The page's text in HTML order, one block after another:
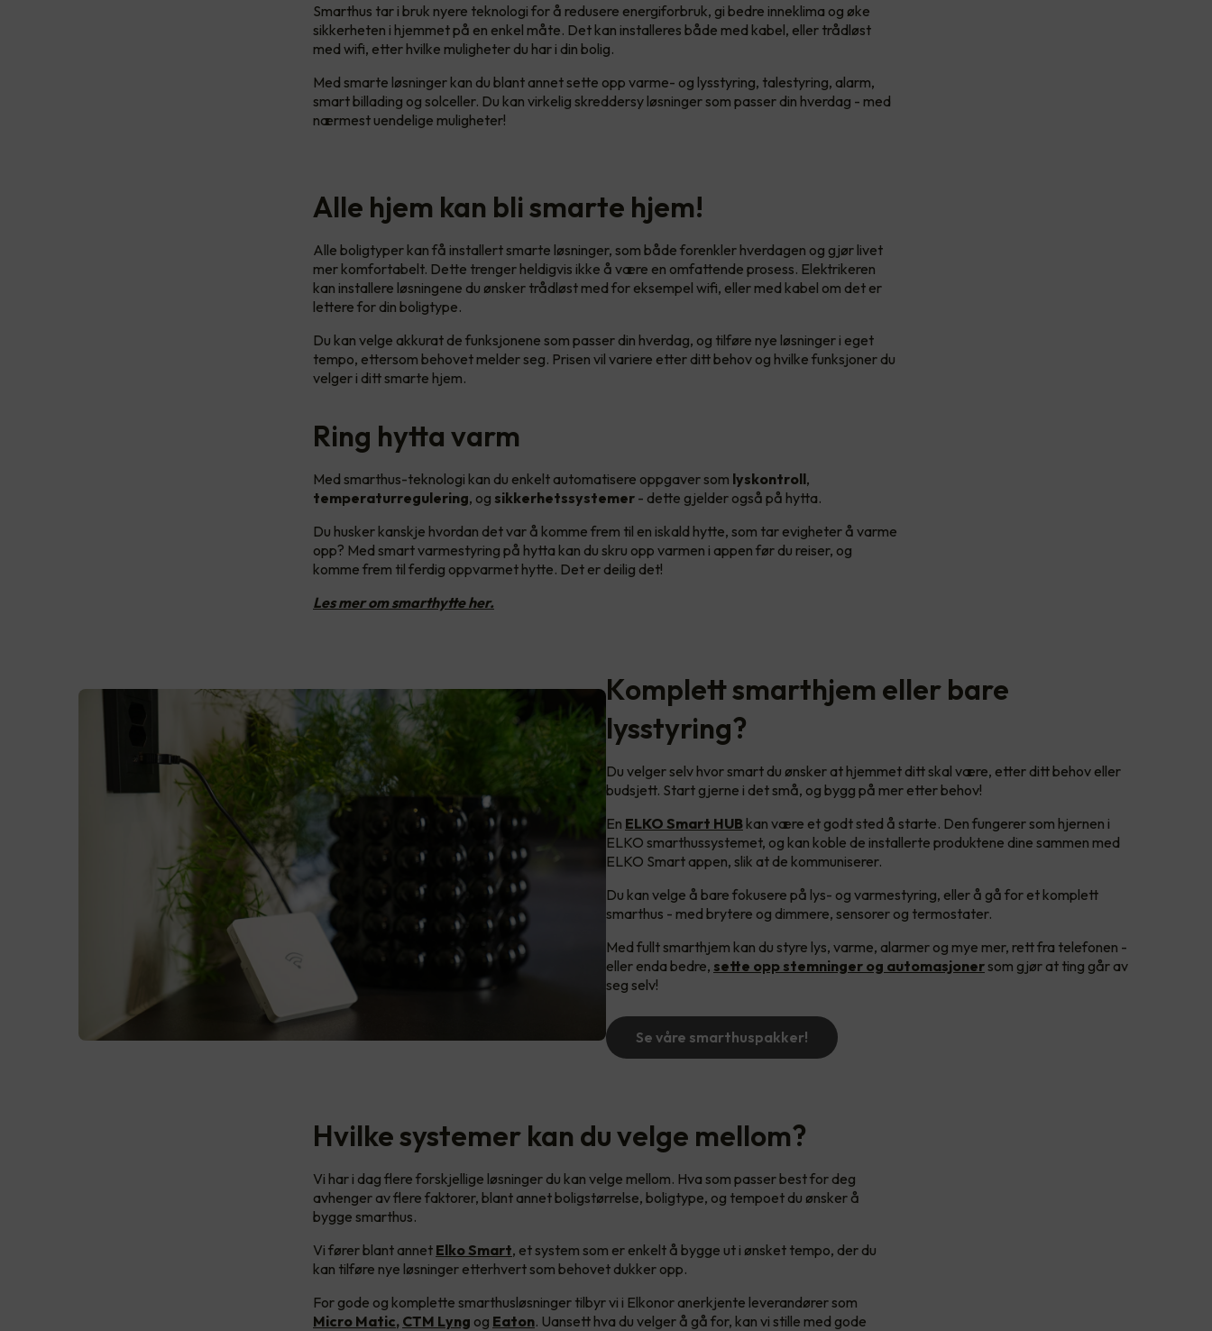
Smarthus tar i bruk nyere teknologi for å redusere energiforbruk, gi bedre inneklima og øke
sikkerheten i hjemmet på en enkel måte. Det kan installeres både med kabel, eller trådløst
med wifi, etter hvilke muligheter du har i din bolig.
Med smarte løsninger kan du blant annet sette opp varme- og lysstyring, talestyring, alarm,
smart billading og solceller. Du kan virkelig skreddersy løsninger som passer din hverdag - med
nærmest uendelige muligheter!
Alle hjem kan bli smarte hjem!
Alle boligtyper kan få installert smarte løsninger, som både forenkler hverdagen og gjør livet
mer komfortabelt. Dette trenger heldigvis ikke å være en omfattende prosess. Elektrikeren
kan installere løsningene du ønsker trådløst med for eksempel wifi, eller med kabel om det er
lettere for din boligtype.
Du kan velge akkurat de funksjonene som passer din hverdag, og tilføre nye løsninger i eget
tempo, ettersom behovet melder seg. Prisen vil variere etter ditt behov og hvilke funksjoner du
velger i ditt smarte hjem.
Ring hytta varm
Med smarthus-teknologi kan du enkelt automatisere oppgaver som lyskontroll,
temperaturregulering, og sikkerhetssystemer - dette gjelder også på hytta.
Du husker kanskje hvordan det var å komme frem til en iskald hytte, som tar evigheter å varme
opp? Med smart varmestyring på hytta kan du skru opp varmen i appen før du reiser, og
komme frem til ferdig oppvarmet hytte. Det er deilig det!
Les mer om smarthytte her.
Komplett smarthjem eller bare
lysstyring?
Du velger selv hvor smart du ønsker at hjemmet ditt skal være, etter ditt behov eller
budsjett. Start gjerne i det små, og bygg på mer etter behov!
En ELKO Smart HUB kan være et godt sted å starte. Den fungerer som hjernen i
ELKO smarthussystemet, og kan koble de installerte produktene dine sammen med
ELKO Smart appen, slik at de kommuniserer.
Du kan velge å bare fokusere på lys- og varmestyring, eller å gå for et komplett
smarthus - med brytere og dimmere, sensorer og termostater.
Med fullt smarthjem kan du styre lys, varme, alarmer og mye mer, rett fra telefonen -
eller enda bedre, sette opp stemninger og automasjonersom gjør at ting går av
seg selv!
Se våre smarthuspakker!
Hvilke systemer kan du velge mellom?
Vi har i dag flere forskjellige løsninger du kan velge mellom. Hva som passer best for deg
avhenger av flere faktorer, blant annet boligstørrelse, boligtype, og tempoet du ønsker å
bygge smarthus.
Vi fører blant annet Elko Smart, et system som er enkelt å bygge ut i ønsket tempo, der du
kan tilføre nye løsninger etterhvert som behovet dukker opp.
For gode og komplette smarthusløsninger tilbyr vi i Elkonor anerkjente leverandører som
Micro Matic, CTM Lyng og Eaton. Uansett hva du velger å gå for, kan vi stille med gode